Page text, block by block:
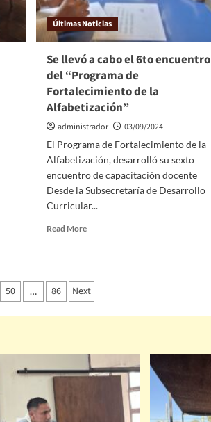
Últimas Noticias
Se llevó a cabo el 6to encuentro
del “Programa de
Fortalecimiento de la
Alfabetización”
administrador
03/09/2024
El Programa de Fortalecimiento de la
Alfabetización, desarrolló su sexto
encuentro de capacitación docente
Desde la Subsecretaría de Desarrollo
Curricular...
Read More
50 … 86 Next